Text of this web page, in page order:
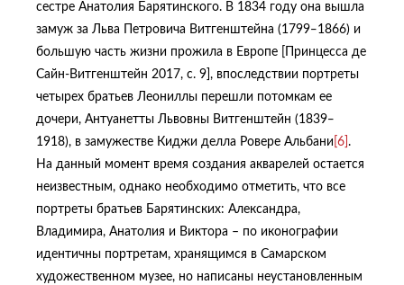
сестре Анатолия Барятинского. В 1834 году она вышла
замуж за Льва Петровича Витгенштейна (1799‒1866) и
большую часть жизни прожила в Европе [Принцесса де
Сайн-Витгенштейн 2017, с. 9], впоследствии портреты
четырех братьев Леониллы перешли потомкам ее
дочери, Антуанетты Львовны Витгенштейн (1839‒
1918), в замужестве Киджи делла Ровере Альбани [6] .
На данный момент время создания акварелей остается
неизвестным, однако необходимо отметить, что все
портреты братьев Барятинских: Александра,
Владимира, Анатолия и Виктора – по иконографии
идентичны портретам, хранящимся в Самарском
художественном музее, но написаны неустановленным